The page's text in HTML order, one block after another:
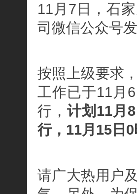
11月7日，石
司微信公众号
按照上级要求
工作已于11月
行， 计划11月
行，11月15日
请广大热用户